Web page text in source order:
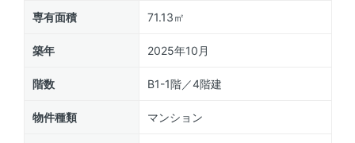
専有面積 71.13㎡
築年 2025年10月
階数 B1-1階／4階建
物件種類 マンション